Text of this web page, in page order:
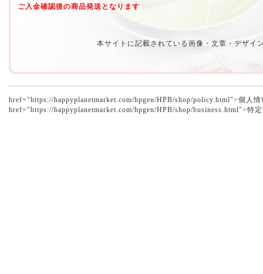
ご入金確認後の商品発送となります
本サイトに記載されている画像・文章・デザイ
href="https://happyplanetmarket.com/hpgen/HPB/shop/policy.html">個人
href="https://happyplanetmarket.com/hpgen/HPB/shop/business.html">特